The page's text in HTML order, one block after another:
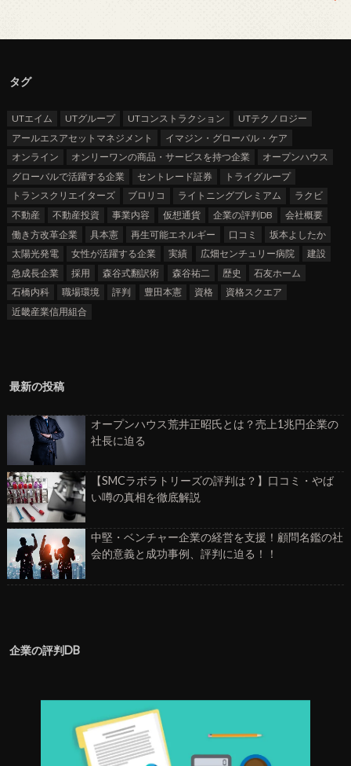
タグ
UTエイム UTグループ UTコンストラクション
UTテクノロジー
アールエスアセットマネジメント
イマジン・グローバル・ケア
オンライン
オンリーワンの商品・サービスを持つ企業
オープンハウス
グローバルで活躍する企業
セントレード証券
トライグループ
トランスクリエイターズ
ブロリコ ライトニングプレミアム
ラクビ
不動産
不動産投資 事業内容 仮想通貨 企業の評判DB
会社概要
働き方改革企業
具本憲 再生可能エネルギー 口コミ
坂本よしたか
太陽光発電
女性が活躍する企業 実績 広畑センチュリー病院
建設
急成長企業
採用 森谷式翻訳術 森谷祐二 歴史
石友ホーム
石橋内科
職場環境 評判 豊田本憲 資格
資格スクエア
近畿産業信用組合
最新の投稿
オープンハウス荒井正昭氏とは？売上1兆円企業の
社長に迫る
【SMCラボラトリーズの評判は？】口コミ・やば
い噂の真相を徹底解説
中堅・ベンチャー企業の経営を支援！顧問名鑑の社
会的意義と成功事例、評判に迫る！！
企業の評判DB